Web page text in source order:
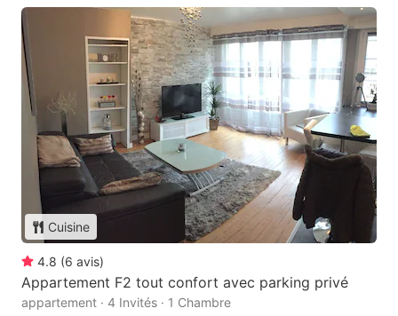
Cuisine
4.8 (6 avis)
Appartement F2 tout confort avec parking privé
appartement · 4 Invités · 1 Chambre